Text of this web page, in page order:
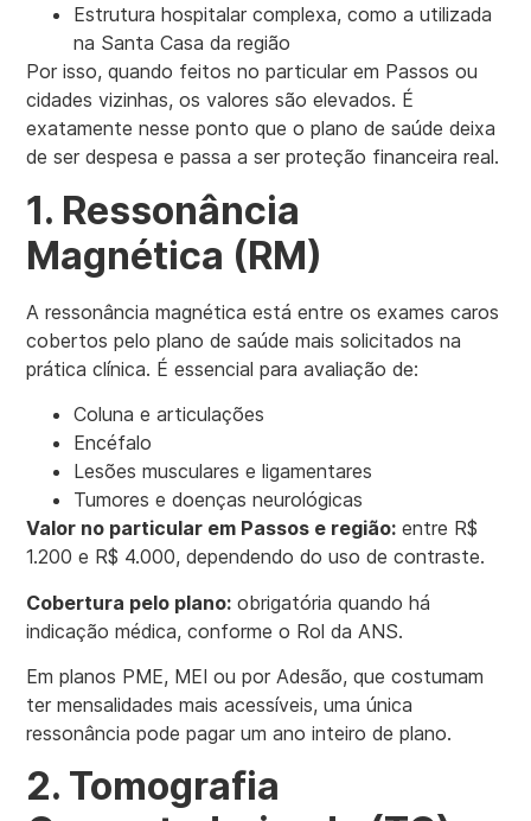
Estrutura hospitalar complexa, como a utilizada
na Santa Casa da região
Por isso, quando feitos no particular em Passos ou
cidades vizinhas, os valores são elevados. É
exatamente nesse ponto que o plano de saúde deixa
de ser despesa e passa a ser proteção financeira real.
1. Ressonância
Magnética (RM)
A ressonância magnética está entre os exames caros
cobertos pelo plano de saúde mais solicitados na
prática clínica. É essencial para avaliação de:
Coluna e articulações
Encéfalo
Lesões musculares e ligamentares
Tumores e doenças neurológicas
Valor no particular em Passos e região: entre R$
1.200 e R$ 4.000, dependendo do uso de contraste.
Cobertura pelo plano: obrigatória quando há
indicação médica, conforme o Rol da ANS.
Em planos PME, MEI ou por Adesão, que costumam
ter mensalidades mais acessíveis, uma única
ressonância pode pagar um ano inteiro de plano.
2. Tomografia